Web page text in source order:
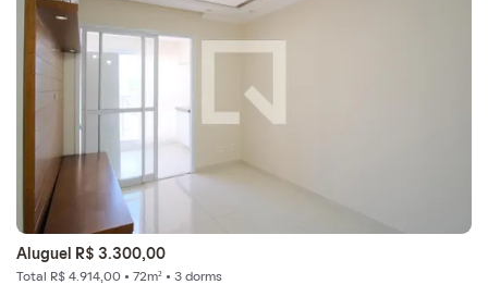
Aluguel R$ 3.300,00
Total R$ 4.914,00 • 72m² • 3 dorms